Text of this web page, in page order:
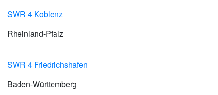
SWR 4 Koblenz
Rheinland-Pfalz
SWR 4 Friedrichshafen
Baden-Württemberg